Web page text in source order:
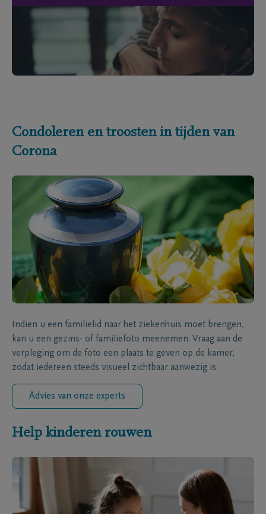
Condoleren en troosten in tijden van
Corona
Indien u een familielid naar het ziekenhuis moet brengen,
kan u een gezins- of familiefoto meenemen. Vraag aan de
verpleging om de foto een plaats te geven op de kamer,
zodat iedereen steeds visueel zichtbaar aanwezig is.
Advies van onze experts
Help kinderen rouwen